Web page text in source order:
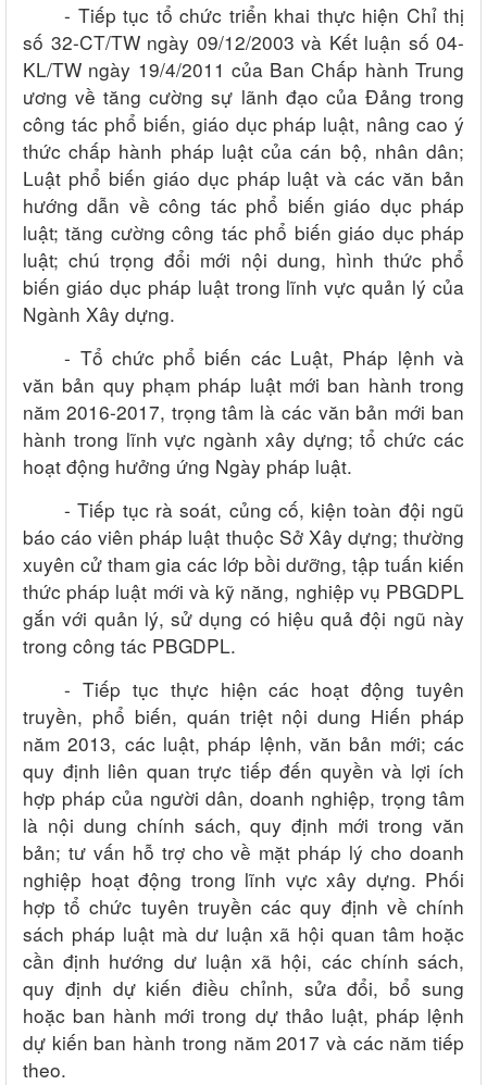
- Tiếp tục tổ chức triển khai thực hiện Chỉ thị
số 32-CT/TW ngày 09/12/2003 và Kết luận số 04-
KL/TW ngày 19/4/2011 của Ban Chấp hành Trung
ươngvề tăng cường sự lãnh đạo của Đảng trong
công tác phổ biến, giáo dục pháp luật, nâng cao ý
thức chấp hành pháp luật của cán bộ, nhân dân;
Luật phổ biến giáo dục pháp luật và các văn bản
hướng dẫn về công tác phổ biến giáo dục pháp
luật; tăng cường công tác phổ biến giáo dục pháp
luật; chú trọng đổi mới nội dung, hình thức phổ
biến giáo dục pháp luật trong lĩnh vực quản lý của
Ngành Xây dựng.
- Tổ chức phổ biến các Luật, Pháp lệnh và
văn bản quy phạm pháp luật mới ban hành trong
năm 2016-2017, trọng tâm là các văn bản mới ban
hành trong lĩnh vực ngành xây dựng; tổ chức các
hoạt động hưởng ứng Ngày pháp luật.
- Tiếp tục rà soát, củng cố, kiện toàn đội ngũ
báo cáo viên pháp luật thuộc Sở Xây dựng; thường
xuyên cử tham gia các lớp bồi dưỡng, tập tuấn kiến
thức pháp luật mới và kỹ năng, nghiệp vụ PBGDPL
gắn với quản lý, sử dụng có hiệu quả đội ngũ này
trong công tác PBGDPL.
- Tiếp tục thực hiện các hoạt động tuyên
truyền, phổ biến, quán triệt nội dung Hiến pháp
năm 2013, các luật, pháp lệnh, văn bản mới; các
quy định liên quan trực tiếp đến quyền và lợi ích
hợp pháp của người dân, doanh nghiệp, trọng tâm
là nội dung chính sách, quy định mới trong văn
bản; tư vấn hỗ trợ cho về mặt pháp lý cho doanh
nghiệp hoạt động trong lĩnh vực xây dựng. Phối
hợp tổ chức tuyên truyền các quy định về chính
sách pháp luật mà dư luận xã hội quan tâm hoặc
cần định hướng dư luận xã hội, các chính sách,
quy định dự kiến điều chỉnh, sửa đổi, bổ sung
hoặc ban hành mới trong dự thảo luật, pháp lệnh
dự kiến ban hành trong năm 2017 và các năm tiếp
theo.